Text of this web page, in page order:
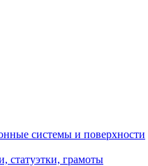
системы и поверхности
статуэтки, грамоты